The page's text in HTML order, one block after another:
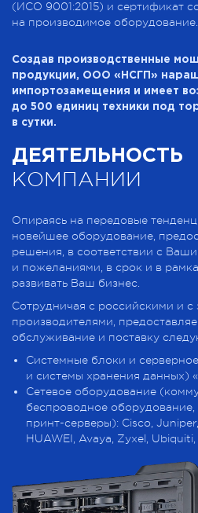
(ИСО 9001:2015) и сертификат
на производимое оборудование.
Создав производственные
продукции, ООО «НСГП»
импортозамещения и имеет
до 500 единиц техники под
в сутки.
ДЕЯТЕЛЬНОСТЬ
КОМПАНИИ
Опираясь на передовые
новейшее оборудование,
решения, в соответствии с
и пожеланиями, в срок и в
развивать Ваш бизнес.
Сотрудничая с российскими и
производителями,
обслуживание и поставку
Системные блоки и
и системы хранения данных)
Сетевое оборудование
беспроводное
принт-серверы): Cisco,
HUAWEI, Avaya, Zyxel,